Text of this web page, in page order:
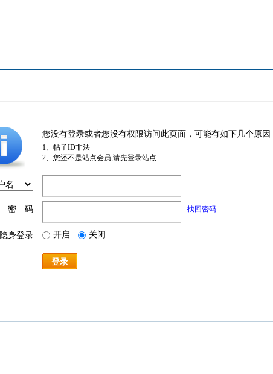
您没有登录或者您没有权限访问此页面，可能有如下几个原因
1、帖子ID非法
2、您还不是站点会员,请先登录站点
密 码 找回密码
隐身登录 开启 关闭
登录